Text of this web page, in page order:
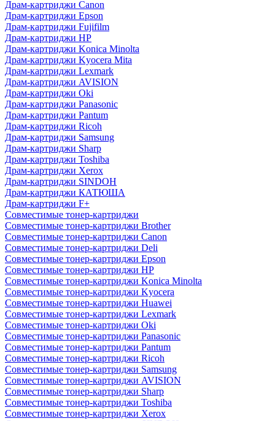
Драм-картриджи Canon
Драм-картриджи Epson
Драм-картриджи Fujifilm
Драм-картриджи HP
Драм-картриджи Konica Minolta
Драм-картриджи Kyocera Mita
Драм-картриджи Lexmark
Драм-картриджи AVISION
Драм-картриджи Oki
Драм-картриджи Panasonic
Драм-картриджи Pantum
Драм-картриджи Ricoh
Драм-картриджи Samsung
Драм-картриджи Sharp
Драм-картриджи Toshiba
Драм-картриджи Xerox
Драм-картриджи SINDOH
Драм-картриджи КАТЮША
Драм-картриджи F+
Совместимые тонер-картриджи
Совместимые тонер-картриджи Brother
Совместимые тонер-картриджи Canon
Совместимые тонер-картриджи Deli
Совместимые тонер-картриджи Epson
Совместимые тонер-картриджи HP
Совместимые тонер-картриджи Konica Minolta
Совместимые тонер-картриджи Kyocera
Совместимые тонер-картриджи Huawei
Совместимые тонер-картриджи Lexmark
Совместимые тонер-картриджи Oki
Совместимые тонер-картриджи Panasonic
Совместимые тонер-картриджи Pantum
Совместимые тонер-картриджи Ricoh
Совместимые тонер-картриджи Samsung
Совместимые тонер-картриджи AVISION
Совместимые тонер-картриджи Sharp
Совместимые тонер-картриджи Toshiba
Совместимые тонер-картриджи Xerox